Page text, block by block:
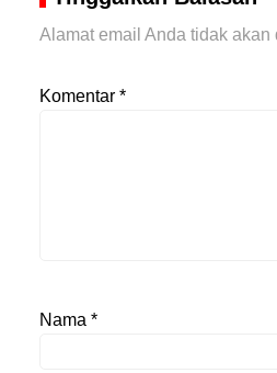
Alamat email Anda tidak akan
Komentar *
Nama *